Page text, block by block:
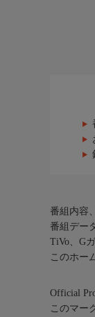
番組内容
番組デー
TiVo、G
このホー
Official
このマー